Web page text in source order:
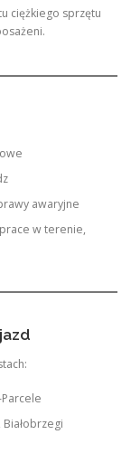
ciężkiego sprzętu
awaryjne
w terenie,